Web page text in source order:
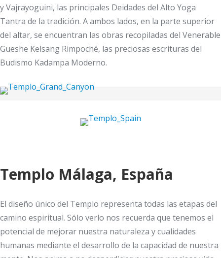
y Vajrayoguini, las principales Deidades del Alto Yoga
Tantra de la tradición. A ambos lados, en la parte superior
del altar, se encuentran las obras recopiladas del Venerable
Gueshe Kelsang Rimpoché, las preciosas escrituras del
Budismo Kadampa Moderno.
Templo Málaga, España
El diseño único del Templo representa todas las etapas del
camino espiritual. Sólo verlo nos recuerda que tenemos el
potencial de mejorar nuestra naturaleza y cualidades
humanas mediante el desarrollo de la capacidad de nuestra